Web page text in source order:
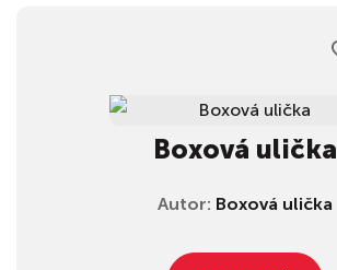
Boxová ulička
Autor: Boxová ulička